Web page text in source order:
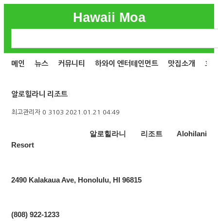
Hawaii Moa
메인 뉴스 커뮤니티 하와이 엔터테인먼트 맛집소개 호
알로힐라니 리조트
최고관리자 0 3103 2021.01.21 04:49
알로힐라니 리조트 Alohilani
Resort
2490 Kalakaua Ave, Honolulu, HI 96815
(808) 922-1233